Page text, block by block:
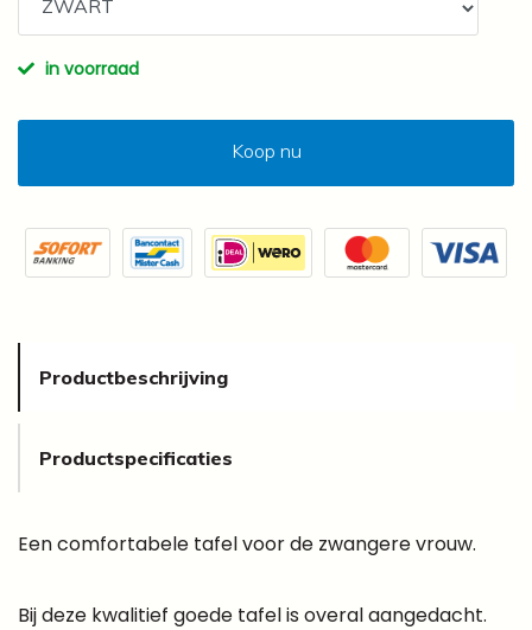
in voorraad
Koop nu
Productbeschrijving
Productspecificaties
Een comfortabele tafel voor de zwangere vrouw.
Bij deze kwalitief goede tafel is overal aangedacht.